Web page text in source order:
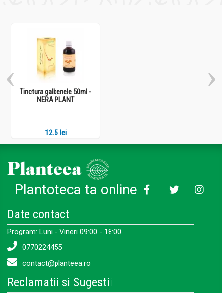
Tinctura galbenele 50ml -
NERA PLANT
12.5 lei
Plantoteca ta online
Date contact
Program: Luni - Vineri 09:00 - 18:00
0770224455
contact@planteea.ro
Reclamatii si Sugestii